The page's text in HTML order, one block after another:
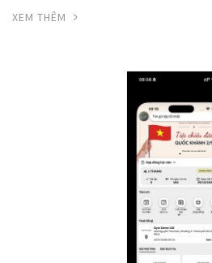
XEM THÊM